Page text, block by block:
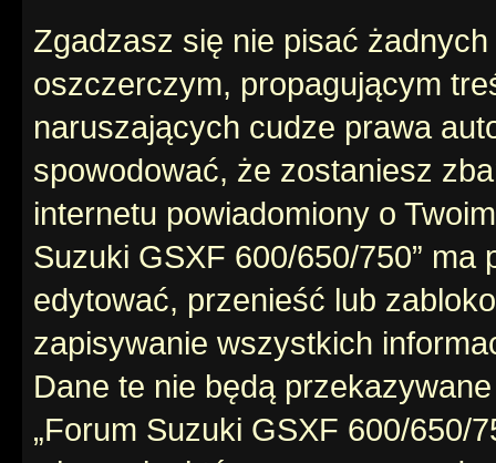
Zgadzasz się nie pisać
oszczerczym, propagującym
naruszających cudze prawa
spowodować, że zostaniesz
internetu powiadomiony o
Suzuki GSXF 600/650/750”
edytować, przenieść lub
zapisywanie wszystkich
Dane te nie będą
„Forum Suzuki GSXF 600/650/